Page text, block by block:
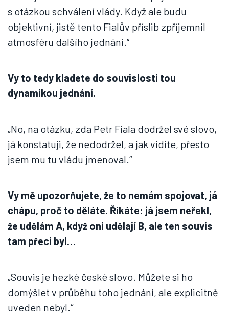
s otázkou schválení vlády. Když ale budu
objektivní, jistě tento Fialův příslib zpříjemnil
atmosféru dalšího jednání.“
Vy to tedy kladete do souvislosti tou
dynamikou jednání.
„No, na otázku, zda Petr Fiala dodržel své slovo,
já konstatuji, že nedodržel, a jak vidíte, přesto
jsem mu tu vládu jmenoval.“
Vy mě upozorňujete, že to nemám spojovat, já
chápu, proč to děláte. Říkáte: já jsem neřekl,
že udělám A, když oni udělají B, ale ten souvis
tam přeci byl…
„Souvis je hezké české slovo. Můžete si ho
domýšlet v průběhu toho jednání, ale explicitně
uveden nebyl.“